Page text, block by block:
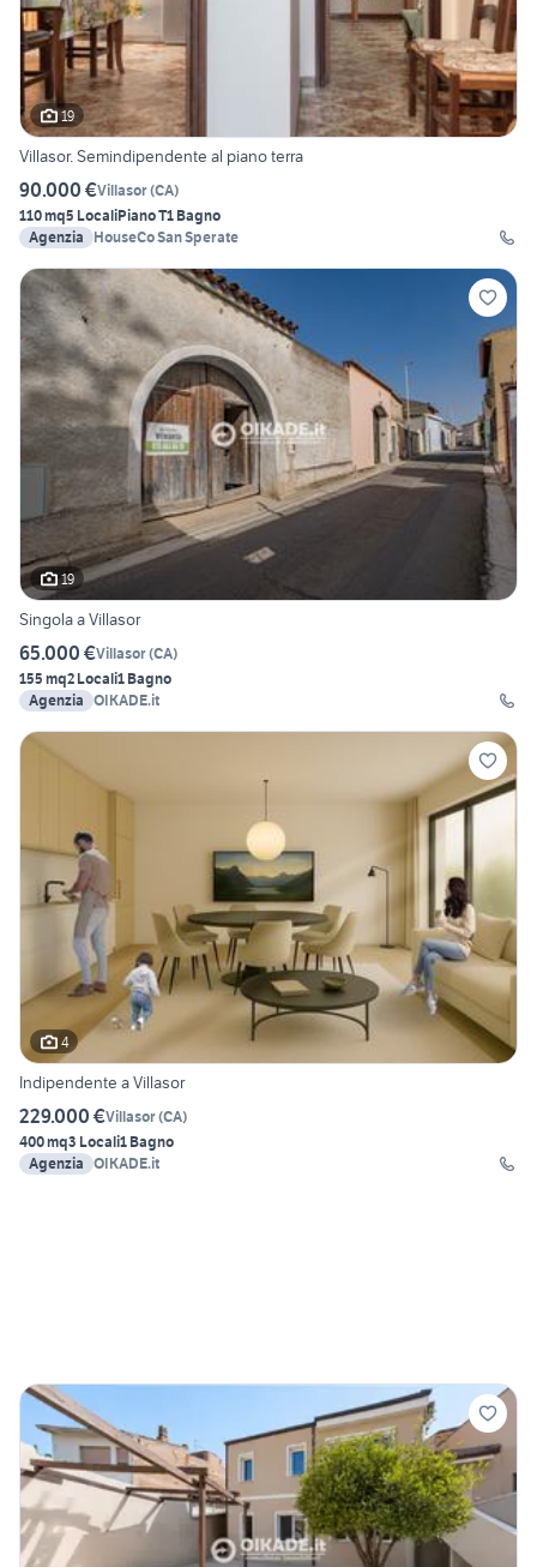
19
Villasor. Semindipendente al piano terra
90.000 €Villasor(CA)
110 mq5 LocaliPiano T1 Bagno
Agenzia
HouseCo San Sperate
19
Singola a Villasor
65.000 €Villasor(CA)
155 mq2 Locali1 Bagno
Agenzia OIKADE.it
4
Indipendente a Villasor
229.000 €Villasor(CA)
400 mq3 Locali1 Bagno
Agenzia OIKADE.it